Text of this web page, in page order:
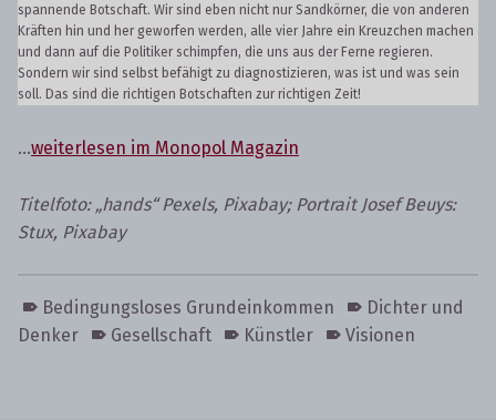
spannende Botschaft. Wir sind eben nicht nur Sandkörner, die von anderen
Kräften hin und her geworfen werden, alle vier Jahre ein Kreuzchen machen
und dann auf die Politiker schimpfen, die uns aus der Ferne regieren.
Sondern wir sind selbst befähigt zu diagnostizieren, was ist und was sein
soll. Das sind die richtigen Botschaften zur richtigen Zeit!
…weiterlesen im Monopol Magazin
Titelfoto: „hands“ Pexels, Pixabay; Portrait Josef Beuys:
Stux, Pixabay
Bedingungsloses Grundeinkommen
Dichter und
Denker
Gesellschaft Künstler Visionen